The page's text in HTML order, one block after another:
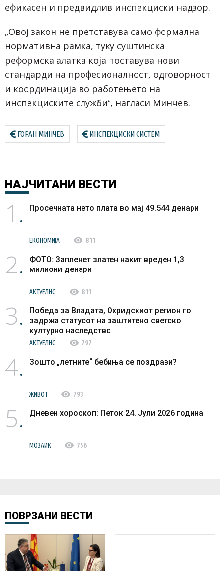
ефикасен и предвидлив инспекциски надзор.
„Овој закон не претставува само формална
нормативна рамка, туку суштинска
реформска алатка која поставува нови
стандарди на професионалност, одговорност
и координација во работењето на
инспекциските служби“, нагласи Минчев.
ГОРАН МИНЧЕВ ИНСПЕКЦИСКИ СИСТЕМ
НАЈЧИТАНИ ВЕСТИ
1 Просечната нето плата во мај 49.544 денари
ЕКОНОМИЈА visibility 811
2
ФОТО: Запленет златен накит вреден 1,3
милиони денари
АКТУЕЛНО visibility 811
3
Победа за Владата, Охридскиот регион го
задржа статусот на заштитено светско
културно наследство
АКТУЕЛНО visibility 797
4 Зошто „летните“ бебиња се поздрави?
ЖИВОТ visibility 793
5 Дневен хороскоп: Петок 24. Јули 2026 година
МОЗАИК visibility 756
ПОВРЗАНИ ВЕСТИ